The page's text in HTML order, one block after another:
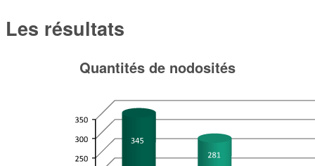
Les résultats
Quantités de nodosités